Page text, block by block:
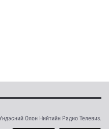
Олон Нийтийн Радио Телевиз.